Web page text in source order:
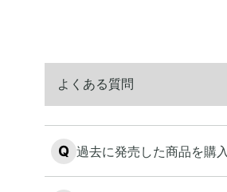
よくある質問
Q 過去に発売した商品を購